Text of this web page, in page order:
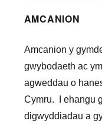
AMCANION
Amcanion y
gwybodaeth ac
agweddau o
Cymru. I ehangu
digwyddiadau a